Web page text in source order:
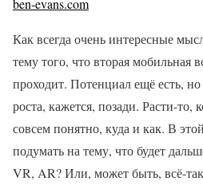
ben-evans.com
Как всегда очень интересные
тему того, что вторая мобильная
проходит. Потенциал ещё есть,
роста, кажется, позади. Расти-то,
совсем понятно, куда и как. В
подумать на тему, что будет
VR, AR? Или, может быть, всё-